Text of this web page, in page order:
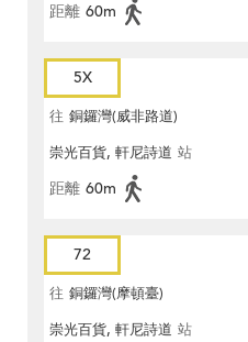
距離 60m
5X
往 銅鑼灣(威非路道)
崇光百貨, 軒尼詩道 站
距離 60m
72
往 銅鑼灣(摩頓臺)
崇光百貨, 軒尼詩道 站